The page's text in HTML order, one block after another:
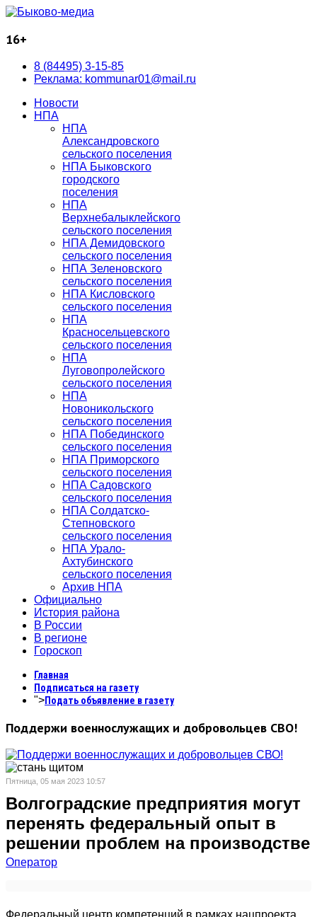
16+
8 (84495) 3-15-85
Реклама: kommunar01@mail.ru
Новости
НПА
НПА
Александровского
сельского поселения
НПА Быковского
городского
поселения
НПА
Верхнебалыклейского
сельского поселения
НПА Демидовского
сельского поселения
НПА Зеленовского
сельского поселения
НПА Кисловского
сельского поселения
НПА
Красносельцевского
сельского поселения
НПА
Луговопролейского
сельского поселения
НПА
Новоникольского
сельского поселения
НПА Побединского
сельского поселения
НПА Приморского
сельского поселения
НПА Садовского
сельского поселения
НПА Солдатско-
Степновского
сельского поселения
НПА Урало-
Ахтубинского
сельского поселения
Архив НПА
Официально
История района
В России
В регионе
Гороскоп
Главная
Подписаться на газету
">Подать объявление в газету
Поддержи военнослужащих и добровольцев СВО!
Пятница, 05 мая 2023 10:57
Волгоградские предприятия могут
перенять федеральный опыт в
решении проблем на производстве
Оператор
Федеральный центр компетенций в рамках нацпроекта